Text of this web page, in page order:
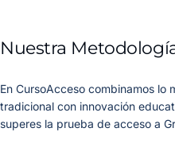
Nuestra
En CursoAcceso combinamos lo
tradicional con innovación
superes la prueba de acceso a